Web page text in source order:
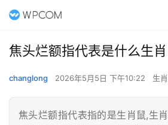
焦头烂额指代表是什么生
changlong 2026年5月5日 下午10:22 生
焦头烂额指代表指的是生肖鼠,生